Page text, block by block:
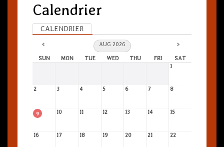
Calendrier
CALENDRIER
AUG 2026
SUN MON TUE WED THU FRI
SAT
1
2 3 4 5 6 7 8
9 10 11 12 13 14 15
16 17 18 19 20 21 22